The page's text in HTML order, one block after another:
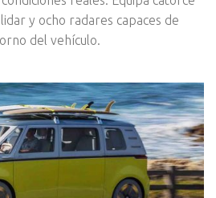
y ocho radares capaces de
del vehículo.